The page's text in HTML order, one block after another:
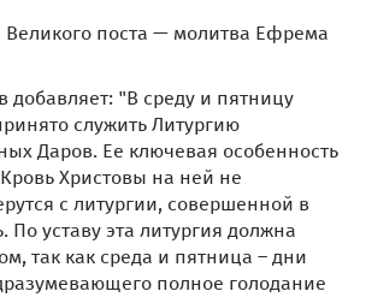
Великого поста — молитва Ефрема
добавляет: "В среду и пятницу
служить Литургию
Даров. Ее ключевая особенность
Христовы на ней не
с литургии, совершенной в
По уставу эта литургия должна
так как среда и пятница – дни
полное голодание